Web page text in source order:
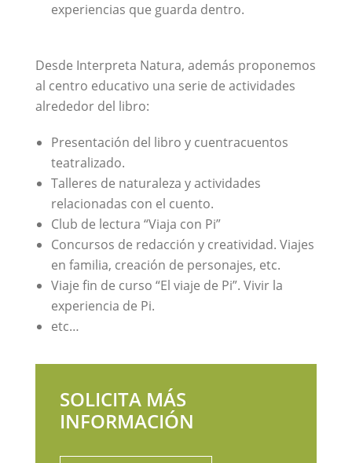
experiencias que guarda dentro.
Desde Interpreta Natura, además proponemos
al centro educativo una serie de actividades
alrededor del libro:
Presentación del libro y cuentracuentos
teatralizado.
Talleres de naturaleza y actividades
relacionadas con el cuento.
Club de lectura “Viaja con Pi”
Concursos de redacción y creatividad. Viajes
en familia, creación de personajes, etc.
Viaje fin de curso “El viaje de Pi”. Vivir la
experiencia de Pi.
etc…
SOLICITA MÁS
INFORMACIÓN